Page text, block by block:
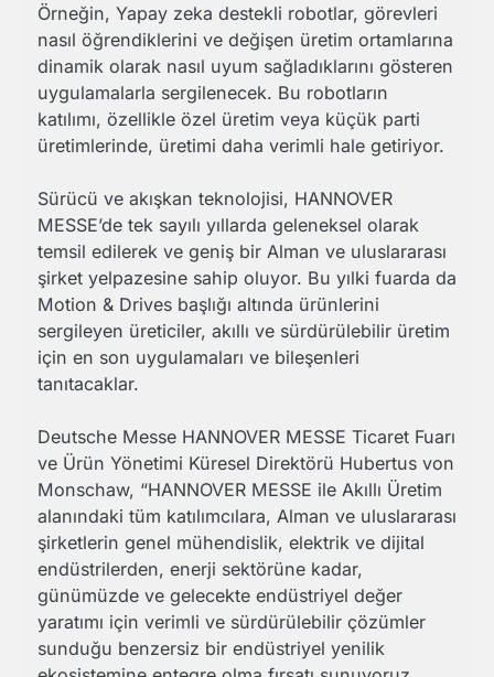
Örneğin, Yapay zeka destekli robotlar, görevleri
nasıl öğrendiklerini ve değişen üretim ortamlarına
dinamik olarak nasıl uyum sağladıklarını gösteren
uygulamalarla sergilenecek. Bu robotların
katılımı, özellikle özel üretim veya küçük parti
üretimlerinde, üretimi daha verimli hale getiriyor.
Sürücü ve akışkan teknolojisi, HANNOVER
MESSE’de tek sayılı yıllarda geleneksel olarak
temsil edilerek ve geniş bir Alman ve uluslararası
şirket yelpazesine sahip oluyor. Bu yılki fuarda da
Motion & Drives başlığı altında ürünlerini
sergileyen üreticiler, akıllı ve sürdürülebilir üretim
için en son uygulamaları ve bileşenleri
tanıtacaklar.
Deutsche Messe HANNOVER MESSE Ticaret Fuarı
ve Ürün Yönetimi Küresel Direktörü Hubertus von
Monschaw, “HANNOVER MESSE ile Akıllı Üretim
alanındaki tüm katılımcılara, Alman ve uluslararası
şirketlerin genel mühendislik, elektrik ve dijital
endüstrilerden, enerji sektörüne kadar,
günümüzde ve gelecekte endüstriyel değer
yaratımı için verimli ve sürdürülebilir çözümler
sunduğu benzersiz bir endüstriyel yenilik